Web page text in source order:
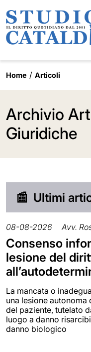
Home Articoli
Archivio
Giuridiche
📰 Ultimi
08-08-2026 Avv.
Consenso
lesione del
La mancata o
una lesione autonoma
del paziente, tutelato
luogo a danno
danno biologico